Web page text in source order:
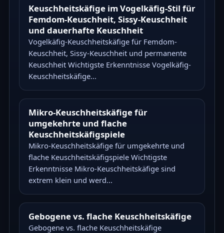
Keuschheitskäfige im Vogelkäfig-Stil für
Femdom-Keuschheit, Sissy-Keuschheit
und dauerhafte Keuschheit
Vogelkäfig-Keuschheitskäfige für Femdom-
Keuschheit, Sissy-Keuschheit und permanente
Keuschheit Wichtigste Erkenntnisse Vogelkäfig-
Keuschheitskäfige...
Mikro-Keuschheitskäfige für
umgekehrte und flache
Keuschheitskäfigspiele
Mikro-Keuschheitskäfige für umgekehrte und
flache Keuschheitskäfigspiele Wichtigste
Erkenntnisse Mikro-Keuschheitskäfige sind
extrem klein und werd...
Gebogene vs. flache Keuschheitskäfige
Gebogene vs. flache Keuschheitskäfige